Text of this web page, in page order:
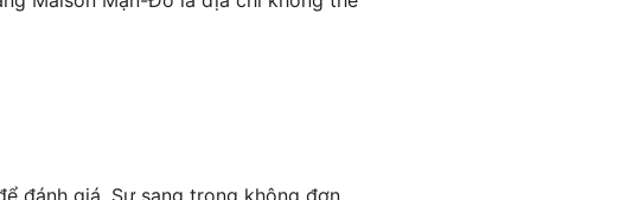
đánh giá. Sự sang trọng không đơn